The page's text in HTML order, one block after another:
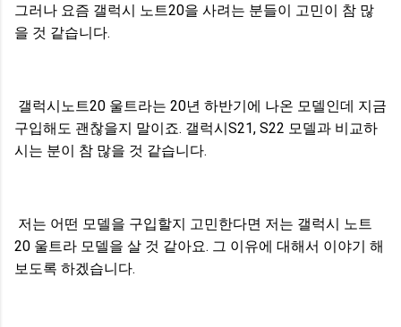
그러나 요즘 갤럭시 노트20을 사려는 분들이 고민이 참 많
을 것 같습니다.
갤럭시노트20 울트라는 20년 하반기에 나온 모델인데 지금
구입해도 괜찮을지 말이죠. 갤럭시S21, S22 모델과 비교하
시는 분이 참 많을 것 같습니다.
저는 어떤 모델을 구입할지 고민한다면 저는 갤럭시 노트
20 울트라 모델을 살 것 같아요. 그 이유에 대해서 이야기 해
보도록 하겠습니다.